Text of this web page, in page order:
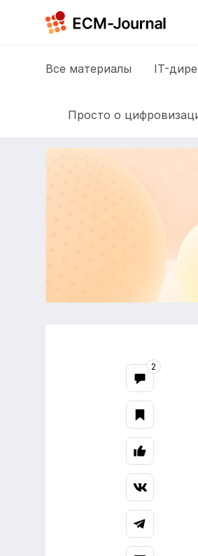
Все материалы IT-
Просто о
2